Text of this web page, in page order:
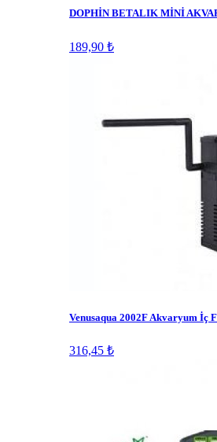
DOPHİN BETALIK MİNİ
189,90 ₺
Venusaqua 2002F Akvaryum İç
316,45 ₺